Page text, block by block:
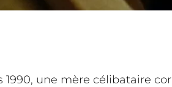
1990, une mère célibataire